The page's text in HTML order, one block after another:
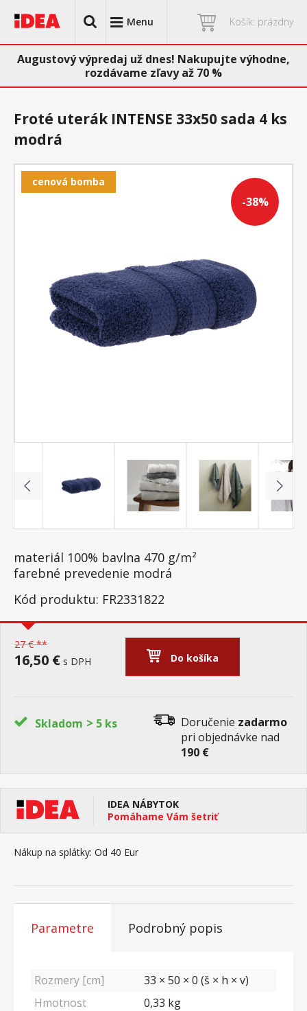
Menu Košík: prázdny
Augustový výpredaj už dnes! Nakupujte výhodne,
rozdávame zľavy až 70 %
-38%
cenová bomba
Froté uterák INTENSE 33x50 sada 4 ks
modrá
materiál 100% bavlna 470 g/m²
farebné prevedenie modrá
Kód produktu: FR2331822
27 € **
16,50 € s DPH Do košíka
Skladom > 5 ks Doručenie zadarmo
pri objednávke nad
190 €
IDEA NÁBYTOK
Pomáhame Vám šetriť
Nákup na splátky: Od 40 Eur
Parametre Podrobný popis
Rozmery [cm]
33 × 50 × 0 (š × h × v)
Hmotnost
0,33 kg